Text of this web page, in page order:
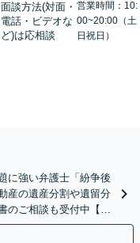
面談方法(対面・
電話・ビデオな
ど)は応相談
営業時間：10:
00~20:00（土
日祝日）
に強い弁護士「紛争後
産の遺産分割や遺留分
のご相談も受付中【夜